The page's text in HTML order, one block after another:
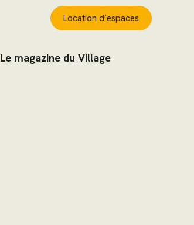
Location d’espaces
Le magazine du Village